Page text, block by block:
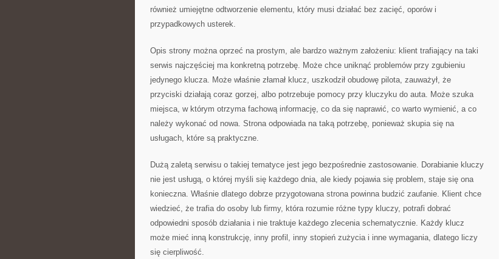
również umiejętne odtworzenie elementu, który musi działać bez zacięć, oporów i
przypadkowych usterek.
Opis strony można oprzeć na prostym, ale bardzo ważnym założeniu: klient trafiający na taki
serwis najczęściej ma konkretną potrzebę. Może chce uniknąć problemów przy zgubieniu
jedynego klucza. Może właśnie złamał klucz, uszkodził obudowę pilota, zauważył, że
przyciski działają coraz gorzej, albo potrzebuje pomocy przy kluczyku do auta. Może szuka
miejsca, w którym otrzyma fachową informację, co da się naprawić, co warto wymienić, a co
należy wykonać od nowa. Strona odpowiada na taką potrzebę, ponieważ skupia się na
usługach, które są praktyczne.
Dużą zaletą serwisu o takiej tematyce jest jego bezpośrednie zastosowanie. Dorabianie kluczy
nie jest usługą, o której myśli się każdego dnia, ale kiedy pojawia się problem, staje się ona
konieczna. Właśnie dlatego dobrze przygotowana strona powinna budzić zaufanie. Klient chce
wiedzieć, że trafia do osoby lub firmy, która rozumie różne typy kluczy, potrafi dobrać
odpowiedni sposób działania i nie traktuje każdego zlecenia schematycznie. Każdy klucz
może mieć inną konstrukcję, inny profil, inny stopień zużycia i inne wymagania, dlatego liczy
się cierpliwość.